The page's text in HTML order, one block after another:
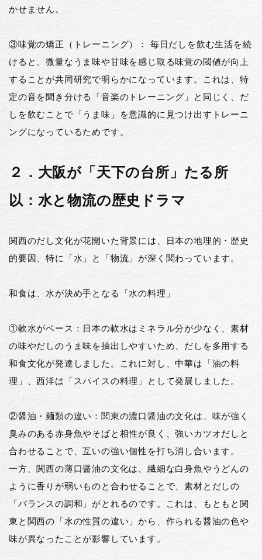
かせません。
③味覚の矯正（トレーニング）： 毎日だしを飲む生活を続
けると、微量なうま味や甘味を感じ取る味覚の閾値が向上
することが共同研究で明らかになっています。これは、特
定の音を聞き分ける「音楽のトレーニング」と同じく、だ
しを飲むことで「うま味」を意識的に見つけ出すトレーニ
ングになっているためです。
２．大阪が「天下の台所」たる所
以：水と物流の歴史ドラマ
関西のだし文化が花開いた背景には、日本の地理的・歴史
的要因、特に「水」と「物流」が深く関わっています。
和食は、水が決め手となる「水の料理」
①軟水がベース：日本の軟水はミネラル分が少なく、素材
の味やだしのうま味を抽出しやすいため、だしを多用する
和食文化が発達しました。これに対し、中華は「油の料
理」、西洋は「スパイスの料理」として発展しました。
②醤油・麺類の違い：関東の濃口醤油の文化は、味が強く
臭みのある赤身魚やそばと相性が良く、強いカツオだしと
合わせることで、互いの強い個性を打ち消し合います。
一方、関西の薄口醤油の文化は、繊細な白身魚やうどんの
ように香りが弱いものと合わせることで、素材とだしの
「バランスの調和」がとれるのです。これは、もともと関
東と関西の「水の性質の違い」から、作られる醤油の色や
味が異なったことが影響しています。